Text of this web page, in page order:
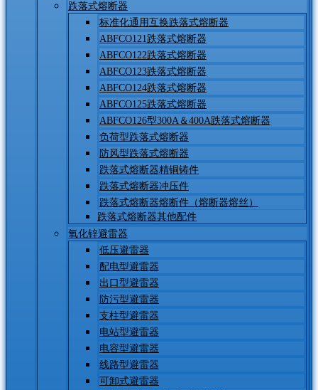
跌落式熔断器
标准化通用互换跌落式熔断器
ABFCO121跌落式熔断器
ABFCO122跌落式熔断器
ABFCO123跌落式熔断器
ABFCO124跌落式熔断器
ABFCO125跌落式熔断器
ABFCO126型300A＆400A跌落式熔断器
负荷型跌落式熔断器
防风型跌落式熔断器
跌落式熔断器精铜铸件
跌落式熔断器冲压件
跌落式熔断器熔断件（熔断器熔丝）
跌落式熔断器其他配件
氧化锌避雷器
低压避雷器
配电型避雷器
出口型避雷器
防污型避雷器
支柱型避雷器
电站型避雷器
电容型避雷器
线路型避雷器
可卸式避雷器